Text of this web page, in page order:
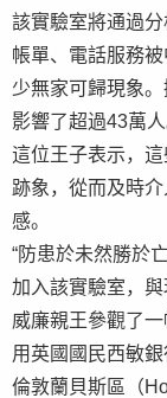
該實驗室將通過
帳單、電話服務
少無家可歸現象
影響了超過43萬人
這位王子表示，
跡象，從而及時
感。
“防患於未然勝於
加入該實驗室，與
威廉親王參觀了一
用英國國民西敏
倫敦蘭貝斯區（